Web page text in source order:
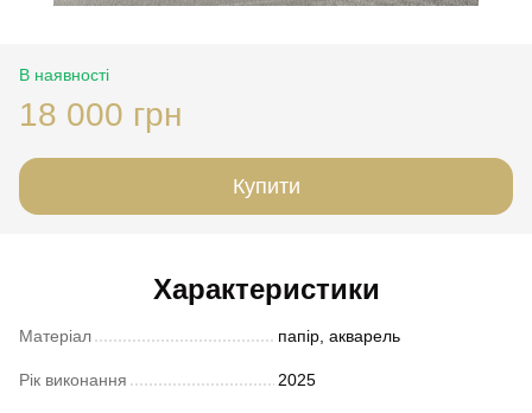
В наявності
18 000 грн
Купити
Характеристики
Матеріал папір, акварель
Рік виконання 2025